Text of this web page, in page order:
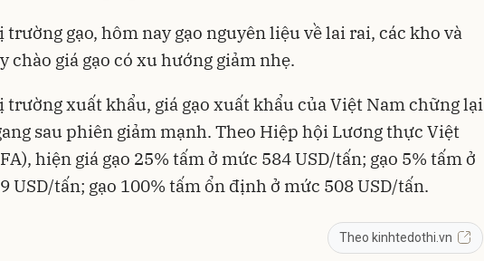
trường gạo, hôm nay gạo nguyên liệu về lai rai, các kho và
chào giá gạo có xu hướng giảm nhẹ.
trường xuất khẩu, giá gạo xuất khẩu của Việt Nam chững lại
sau phiên giảm mạnh. Theo Hiệp hội Lương thực Việt
hiện giá gạo 25% tấm ở mức 584 USD/tấn; gạo 5% tấm ở
USD/tấn; gạo 100% tấm ổn định ở mức 508 USD/tấn.
Theo kinhtedothi.vn